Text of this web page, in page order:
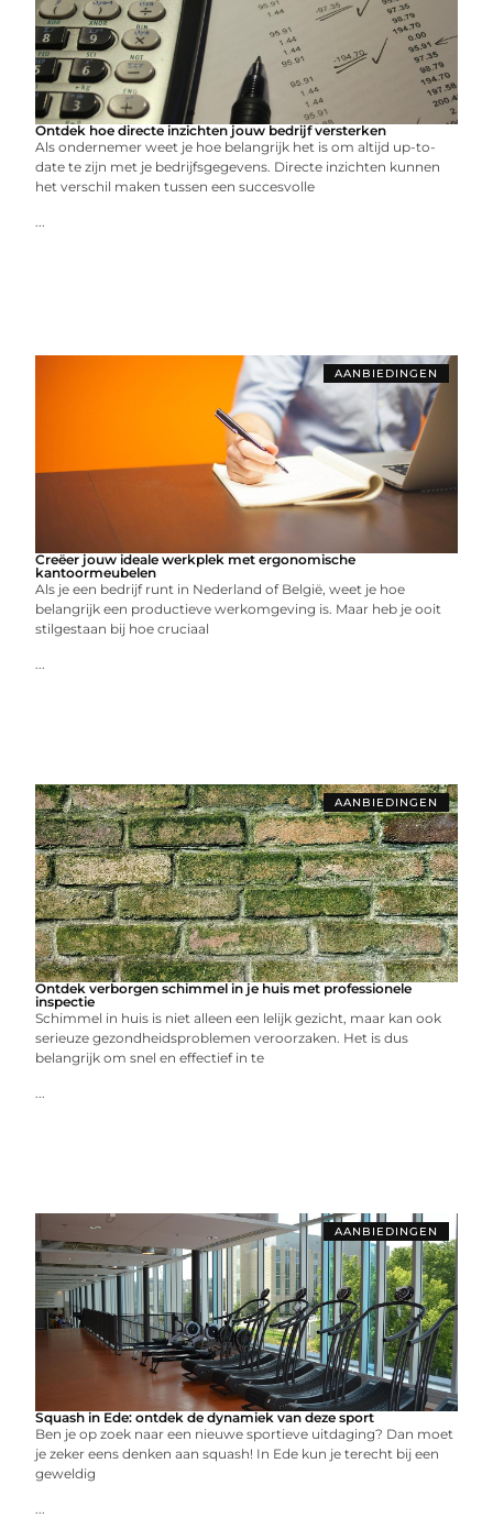
Ontdek hoe directe inzichten jouw bedrijf versterken
Als ondernemer weet je hoe belangrijk het is om altijd up-to-
date te zijn met je bedrijfsgegevens. Directe inzichten kunnen
het verschil maken tussen een succesvolle
...
AANBIEDINGEN
Creëer jouw ideale werkplek met ergonomische
kantoormeubelen
Als je een bedrijf runt in Nederland of België, weet je hoe
belangrijk een productieve werkomgeving is. Maar heb je ooit
stilgestaan bij hoe cruciaal
...
AANBIEDINGEN
Ontdek verborgen schimmel in je huis met professionele
inspectie
Schimmel in huis is niet alleen een lelijk gezicht, maar kan ook
serieuze gezondheidsproblemen veroorzaken. Het is dus
belangrijk om snel en effectief in te
...
AANBIEDINGEN
Squash in Ede: ontdek de dynamiek van deze sport
Ben je op zoek naar een nieuwe sportieve uitdaging? Dan moet
je zeker eens denken aan squash! In Ede kun je terecht bij een
geweldig
...